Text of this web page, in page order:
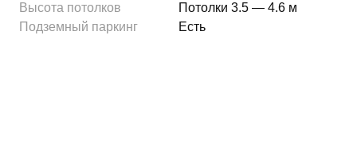
Высота потолков
Потолки 3.5 — 4.6 м
Подземный паркинг
Есть